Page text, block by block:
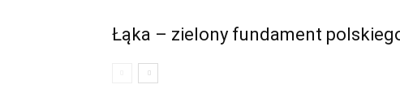
Łąka – zielony fundament